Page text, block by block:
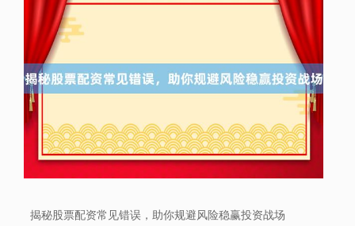
揭秘股票配资常见错误，助你规避风险稳赢投资战场
上证综指 +1.02%
深证成指 14311.01 +200.89 +1.42%